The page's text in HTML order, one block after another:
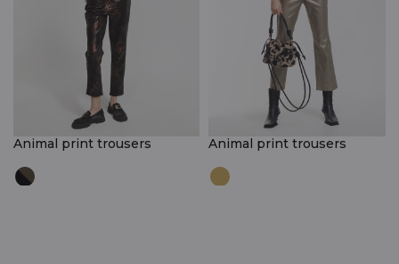
Animal print trousers Animal print trousers